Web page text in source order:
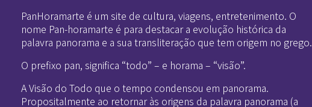
PanHoramarte é um site de cultura, viagens, entretenimento. O
nome Pan-horamarte é para destacar a evolução histórica da
palavra panorama e a sua transliteração que tem origem no grego.
O prefixo pan, significa “todo” – e horama – “visão”.
A Visão do Todo que o tempo condensou em panorama.
Propositalmente ao retornar às origens da palavra panorama (a